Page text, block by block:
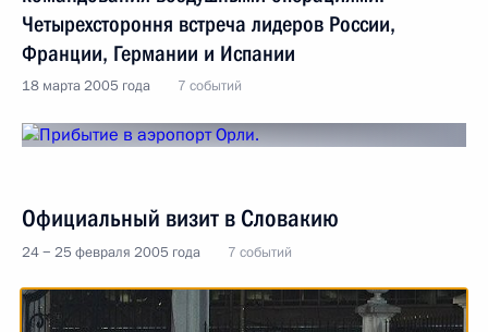
Четырехстороння встреча лидеров России,
Франции, Германии и Испании
18 марта 2005 года 7 событий
Официальный визит в Словакию
24 − 25 февраля 2005 года 7 событий